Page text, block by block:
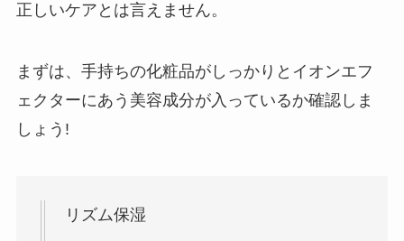
正しいケアとは言えません。
まずは、手持ちの化粧品がしっかりとイオンエフ
ェクターにあう美容成分が入っているか確認しま
しょう!
リズム保湿